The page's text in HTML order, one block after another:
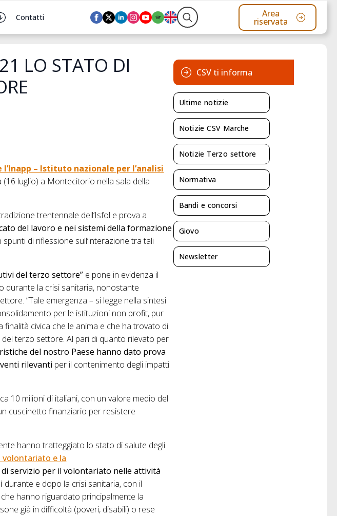
Contatti
Search
Area
riservata
LO STATO DI
l’Inapp – Istituto nazionale per l’analisi
luglio) a Montecitorio nella sala della
trentennale dell’Isfol e prova a
del lavoro e nei sistemi della formazione
di riflessione sull’interazione tra tali
del terzo settore” e pone in evidenza il
durante la crisi sanitaria, nonostante
“Tale emergenza – si legge nella sintesi
per le istituzioni non profit, pur
civica che le anima e che ha trovato di
terzo settore. Al pari di quanto rilevato per
del nostro Paese hanno dato prova
rilevanti per il contenimento degli impatti
10 milioni di italiani, con un valore medio del
cuscinetto finanziario per resistere
hanno tratteggiato lo stato di salute degli
volontariato e la
servizio per il volontariato nelle attività
durante e dopo la crisi sanitaria, con il
hanno riguardato principalmente la
già in difficoltà (poveri, disabili) o rese
CSV ti informa
Ultime notizie
Notizie CSV Marche
Notizie Terzo settore
Normativa
Bandi e concorsi
Giovo
Newsletter